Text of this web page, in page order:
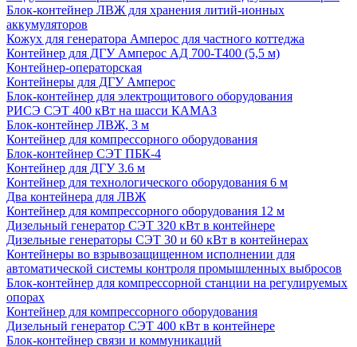
Блок-контейнер ЛВЖ для хранения литий-ионных
аккумуляторов
Кожух для генератора Амперос для частного коттеджа
Контейнер для ДГУ Амперос АД 700-Т400 (5,5 м)
Контейнер-операторская
Контейнеры для ДГУ Амперос
Блок-контейнер для электрощитового оборудования
РИСЭ СЭТ 400 кВт на шасси КАМАЗ
Блок-контейнер ЛВЖ, 3 м
Контейнер для компрессорного оборудования
Блок-контейнер СЭТ ПБК-4
Контейнер для ДГУ 3.6 м
Контейнер для технологического оборудования 6 м
Два контейнера для ЛВЖ
Контейнер для компрессорного оборудования 12 м
Дизельный генератор СЭТ 320 кВт в контейнере
Дизельные генераторы СЭТ 30 и 60 кВт в контейнерах
Контейнеры во взрывозащищенном исполнении для
автоматической системы контроля промышленных выбросов
Блок-контейнер для компрессорной станции на регулируемых
опорах
Контейнер для компрессорного оборудования
Дизельный генератор СЭТ 400 кВт в контейнере
Блок-контейнер связи и коммуникаций